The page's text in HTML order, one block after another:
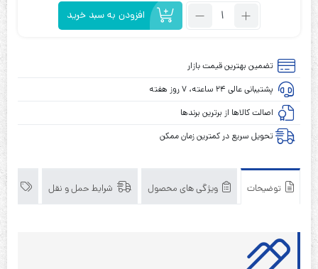
تعداد:
شارژی
ولت
2200
میلی
آمپر
AA
موریسل
افزودن به سبد خرید
تضمین بهترین قیمت بازار
پشتیبانی عالی ۲۴ ساعته، ۷ روز هفته
اصالت کالاها از برترین برندها
تحویل سریع در کمترین زمان ممکن
توضیحات ویژگی های محصول شرایط حمل و نقل